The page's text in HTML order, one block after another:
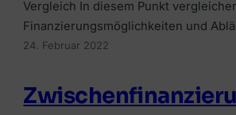
Vergleich In diesem Punkt
Finanzierungsmöglichkeiten und
24. Februar 2022